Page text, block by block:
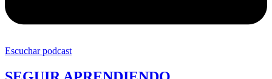
Escuchar podcast